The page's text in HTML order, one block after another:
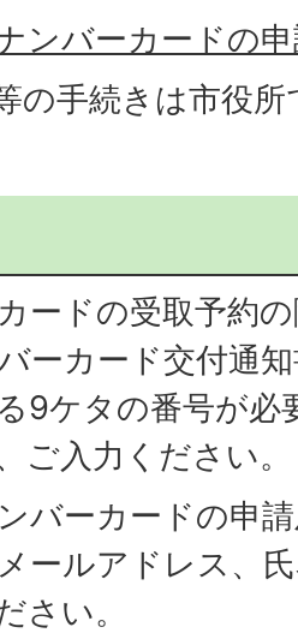
ンバーカードの
の手続きは市役
ードの受取予約
ーカード交付通
9ケタの番号が必
ご入力ください。
バーカードの申
ールアドレス、
さい。